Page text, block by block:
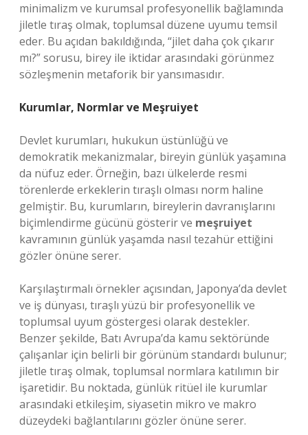
minimalizm ve kurumsal profesyonellik bağlamında
jiletle tıraş olmak, toplumsal düzene uyumu temsil
eder. Bu açıdan bakıldığında, “jilet daha çok çıkarır
mı?” sorusu, birey ile iktidar arasındaki görünmez
sözleşmenin metaforik bir yansımasıdır.
Kurumlar, Normlar ve Meşruiyet
Devlet kurumları, hukukun üstünlüğü ve
demokratik mekanizmalar, bireyin günlük yaşamına
da nüfuz eder. Örneğin, bazı ülkelerde resmi
törenlerde erkeklerin tıraşlı olması norm haline
gelmiştir. Bu, kurumların, bireylerin davranışlarını
biçimlendirme gücünü gösterir ve meşruiyet
kavramının günlük yaşamda nasıl tezahür ettiğini
gözler önüne serer.
Karşılaştırmalı örnekler açısından, Japonya’da devlet
ve iş dünyası, tıraşlı yüzü bir profesyonellik ve
toplumsal uyum göstergesi olarak destekler.
Benzer şekilde, Batı Avrupa’da kamu sektöründe
çalışanlar için belirli bir görünüm standardı bulunur;
jiletle tıraş olmak, toplumsal normlara katılımın bir
işaretidir. Bu noktada, günlük ritüel ile kurumlar
arasındaki etkileşim, siyasetin mikro ve makro
düzeydeki bağlantılarını gözler önüne serer.